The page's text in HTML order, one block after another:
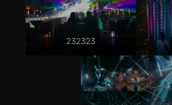
232323